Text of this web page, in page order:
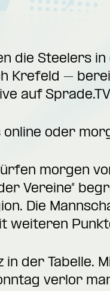
die Steelers in
Krefeld –
auf Sprade.TV
online oder
morgen
Vereine“
Die
weiteren
der Tabelle.
verlor